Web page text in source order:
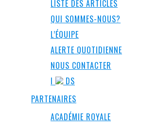
LISTE DES ARTICLES
QUI SOMMES-NOUS?
L’ÉQUIPE
ALERTE QUOTIDIENNE
NOUS CONTACTER
I
DS
PARTENAIRES
ACADÉMIE ROYALE